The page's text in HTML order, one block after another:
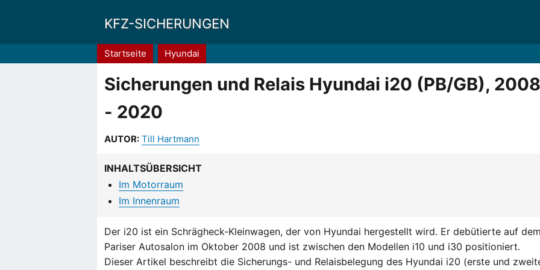
KFZ-SICHERUNGEN
Pfadnavigation
Startseite Hyundai
Sicherungen und Relais Hyundai i20 (PB/GB), 2008
- 2020
AUTOR: Till Hartmann
INHALTSÜBERSICHT
Im Motorraum
Im Innenraum
Der i20 ist ein Schrägheck-Kleinwagen, der von Hyundai hergestellt wird. Er debütierte auf dem
Pariser Autosalon im Oktober 2008 und ist zwischen den Modellen i10 und i30 positioniert.
Dieser Artikel beschreibt die Sicherungs- und Relaisbelegung des Hyundai i20 (erste und